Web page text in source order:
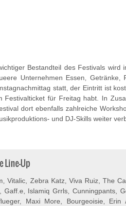
Bestandteil des Festivals wird
Unternehmen Essen, Getränke,
statt, der Eintritt ist
Festivalticket für Freitag habt. In
dort ebenfalls zahlreiche
und DJ-Skills weiter
Line-Up
Vitalic, Zebra Katz, Viva Ruiz, The
Gaff.e, Islamiq Grrls, Cunningpants,
Maxi More, Bourgeoisie, Erin